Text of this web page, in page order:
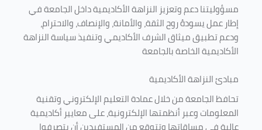
مسؤوليتنا دعم وتعزيز النزاهة الأكاديمية داخل الجامعة في
إطار عمل يسودهُ روح الثقة، والأمانة، والإنصاف، والاحترام،
ودعم تطبيق ميثاق الشرف الأكاديمي وتنفيذ سياسة النزاهة
الأكاديمية الخاصة بالجامعة
مبادئ النزاهة الأكاديمية
تحافظ الجامعة من خلال عمادة التعليم الإلكتروني وتقنية
المعلومات وعبر أنظمتها الإلكترونية، على معايير أكاديمية